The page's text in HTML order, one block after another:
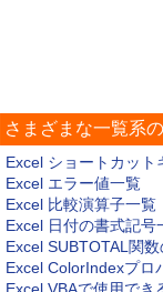
さまざまな一覧系
Excel ショートカット
Excel エラー値一覧
Excel 比較演算子一覧
Excel 日付の書式記号
Excel SUBTOTAL関
Excel ColorIndexプロ